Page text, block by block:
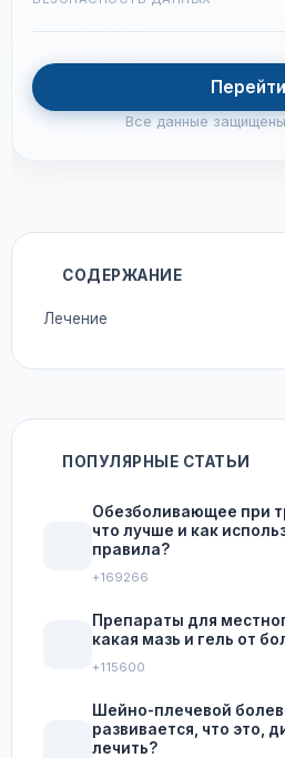
Перейти
Все данные
СОДЕРЖАНИЕ
Лечение
ПОПУЛЯРНЫЕ СТАТЬИ
Обезболивающее при
что лучше и как
правила?
+169266
Препараты для
какая мазь и гель от
+115600
Шейно-плечевой
развивается, что это,
лечить?